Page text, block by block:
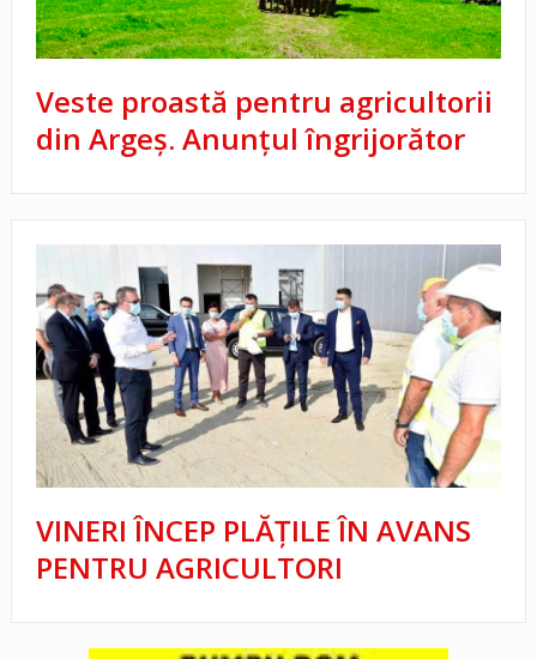
Veste proastă pentru agricultorii
din Argeș. Anunțul îngrijorător
VINERI ÎNCEP PLĂȚILE ÎN AVANS
PENTRU AGRICULTORI